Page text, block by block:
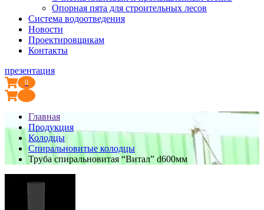
Опорная пята для строительных лесов
Система водоотведения
Новости
Проектировщикам
Контакты
презентация
0
Главная
Продукция
Колодцы
Спиральновитые колодцы
Труба спиральновитая “Витал” d600мм